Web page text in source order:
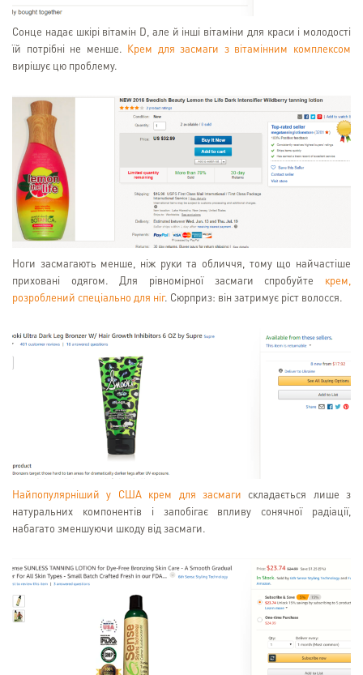
Сонце надає шкірі вітамін D, але й інші вітаміни для краси і молодості
їй потрібні не менше.
Крем для засмаги з вітамінним комплексом
вирішує цю проблему.
Ноги засмагають менше, ніж руки та обличчя, тому що найчастіше
приховані одягом. Для рівномірної засмаги спробуйте крем,
розроблений спеціально для ніг. Сюрприз: він затримує ріст волосся.
Найпопулярніший у США крем для засмаги складається лише з
натуральних компонентів і запобігає впливу сонячної радіації,
набагато зменшуючи шкоду від засмаги.